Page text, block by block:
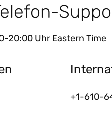
20:00 Uhr Eastern Time
+1-610-